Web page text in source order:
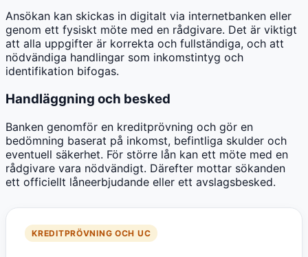
Ansökan kan skickas in digitalt via internetbanken eller
genom ett fysiskt möte med en rådgivare. Det är viktigt
att alla uppgifter är korrekta och fullständiga, och att
nödvändiga handlingar som inkomstintyg och
identifikation bifogas.
Handläggning och besked
Banken genomför en kreditprövning och gör en
bedömning baserat på inkomst, befintliga skulder och
eventuell säkerhet. För större lån kan ett möte med en
rådgivare vara nödvändigt. Därefter mottar sökanden
ett officiellt låneerbjudande eller ett avslagsbesked.
KREDITPRÖVNING OCH UC